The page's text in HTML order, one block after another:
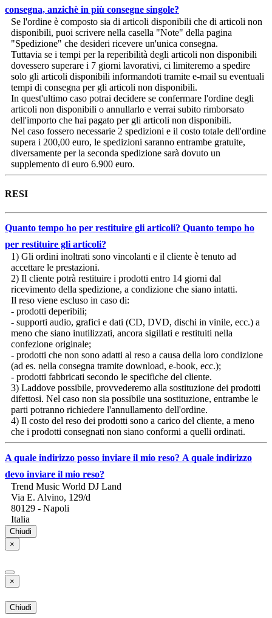
consegna, anzichè in più consegne singole?
Se l'ordine è composto sia di articoli disponibili che di articoli non
disponibili, puoi scrivere nella casella "Note" della pagina
"Spedizione" che desideri ricevere un'unica consegna.
Tuttavia se i tempi per la reperibilità degli articoli non disponibili
dovessero superare i 7 giorni lavorativi, ci limiteremo a spedire
solo gli articoli disponibili informandoti tramite e-mail su eventuali
tempi di consegna per gli articoli non disponibili.
In quest'ultimo caso potrai decidere se confermare l'ordine degli
articoli non disponibili o annullarlo e verrai subito rimborsato
dell'importo che hai pagato per gli articoli non disponibili.
Nel caso fossero necessarie 2 spedizioni e il costo totale dell'ordine
supera i 200,00 euro, le spedizioni saranno entrambe gratuite,
diversamente per la seconda spedizione sarà dovuto un
supplemento di euro 6.900 euro.
RESI
Quanto tempo ho per restituire gli articoli? Quanto tempo ho
per restituire gli articoli?
1) Gli ordini inoltrati sono vincolanti e il cliente è tenuto ad
accettare le prestazioni.
2) Il cliente potrà restituire i prodotti entro 14 giorni dal
ricevimento della spedizione, a condizione che siano intatti.
Il reso viene escluso in caso di:
- prodotti deperibili;
- supporti audio, grafici e dati (CD, DVD, dischi in vinile, ecc.) a
meno che siano inutilizzati, ancora sigillati e restituiti nella
confezione originale;
- prodotti che non sono adatti al reso a causa della loro condizione
(ad es. nella consegna tramite download, e-book, ecc.);
- prodotti fabbricati secondo le specifiche del cliente.
3) Laddove possibile, provvederemo alla sostituzione dei prodotti
difettosi. Nel caso non sia possibile una sostituzione, entrambe le
parti potranno richiedere l'annullamento dell'ordine.
4) Il costo del reso dei prodotti sono a carico del cliente, a meno
che i prodotti consegnati non siano conformi a quelli ordinati.
A quale indirizzo posso inviare il mio reso? A quale indirizzo
devo inviare il mio reso?
Trend Music World DJ Land
Via E. Alvino, 129/d
80129 - Napoli
Italia
Chiudi
×
×
Chiudi